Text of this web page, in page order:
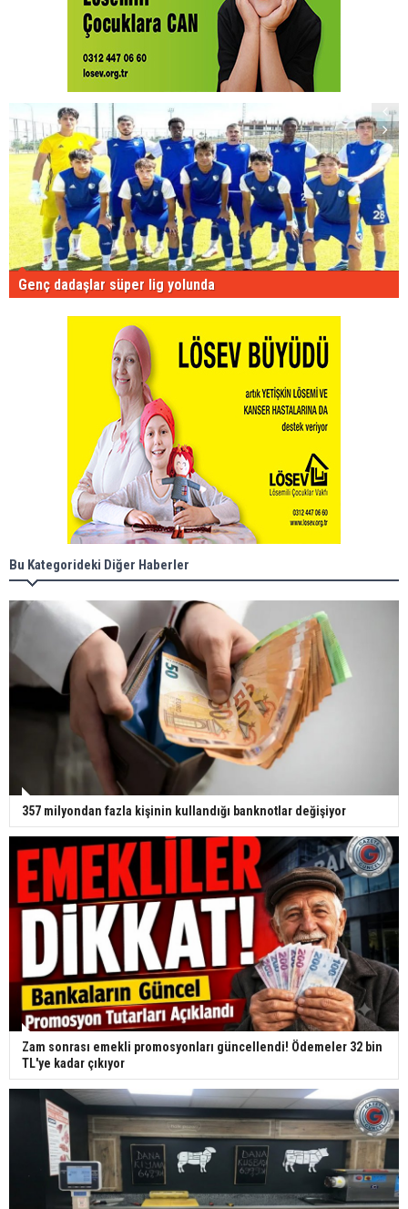
Genç dadaşlar süper lig yolunda
Bu Kategorideki Diğer Haberler
357 milyondan fazla kişinin kullandığı banknotlar değişiyor
Zam sonrası emekli promosyonları güncellendi! Ödemeler 32 bin
TL'ye kadar çıkıyor